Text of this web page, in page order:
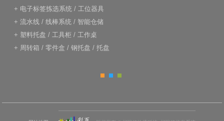
+ 电子标签拣选系统 / 工位器具
+ 流水线 / 线棒系统 / 智能仓储
+ 塑料托盘 / 工具柜 / 工作桌
+ 周转箱 / 零件盒 / 钢托盘 / 托盘